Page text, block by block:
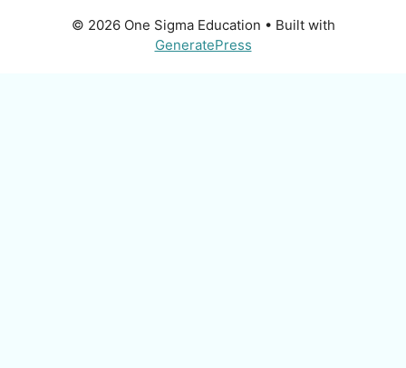
© 2026 One Sigma Education • Built with
GeneratePress